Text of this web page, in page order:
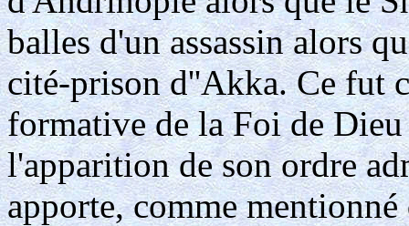
balles d'un assassin alors
cité-prison d''Akka. Ce fut
formative de la Foi de Dieu
l'apparition de son ordre
apporte, comme